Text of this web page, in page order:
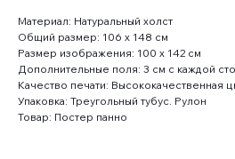
Материал: Натуральный холст
Общий размер: 106 x 148 см
Размер изображения: 100 x 142 см
Дополнительные поля: 3 см с каждой
Качество печати: Высококачественная
Упаковка: Треугольный тубус. Рулон
Товар: Постер панно